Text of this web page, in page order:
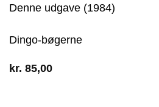
Denne udgave (1984)
Dingo-bøgerne
kr. 85,00